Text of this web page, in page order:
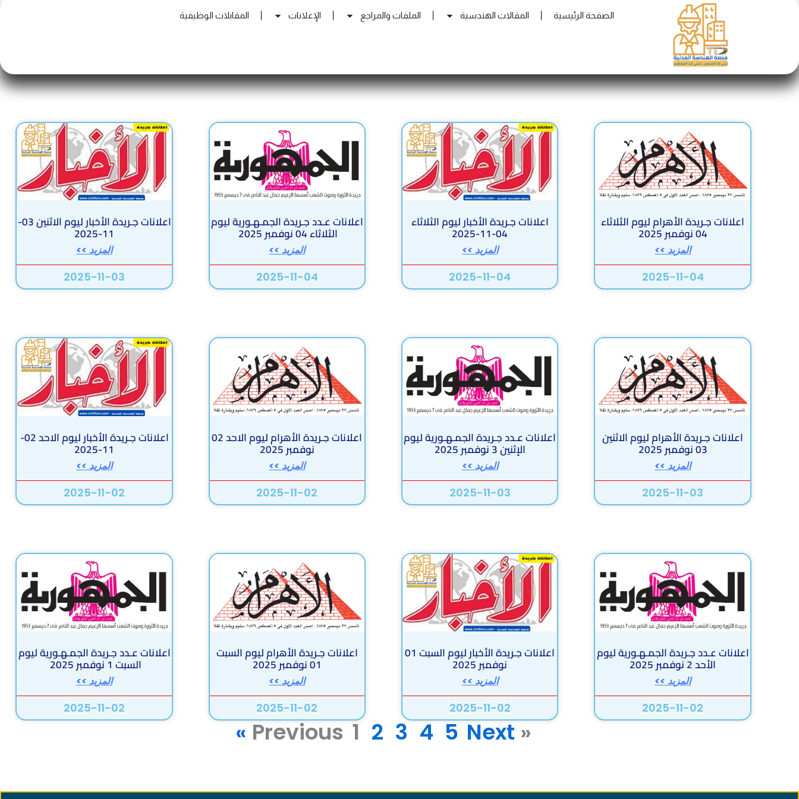
Skip
الصفحة الرئيسية المقالات الهندسية الملفات والمراجع الإعلانات المقابلات الوظيفية
اعلانات جـريدة الأهرام ليوم الثلاثاء
04 نوفمبر 2025
المزيد >>
2025-11-04
اعلانات جـريدة الأخبار ليوم الثلاثاء
04-11-2025
المزيد >>
2025-11-04
اعلانات عـدد جـريدة الجمـهـورية ليوم
الثلاثاء 04 نوفمبر 2025
المزيد >>
2025-11-04
اعلانات جـريدة الأخبار ليوم الاثنين 03-
11-2025
المزيد >>
2025-11-03
اعلانات جـريدة الأهرام ليوم الاثنين
03 نوفمبر 2025
المزيد >>
2025-11-03
اعلانات عـدد جـريدة الجمـهـورية ليوم
الإثنين 3 نوفمبر 2025
المزيد >>
2025-11-03
اعلانات جـريدة الأهرام ليوم الاحد 02
نوفمبر 2025
المزيد >>
2025-11-02
اعلانات جـريدة الأخبار ليوم الاحد 02-
11-2025
المزيد >>
2025-11-02
اعلانات عـدد جـريدة الجمـهـورية ليوم
الأحد 2 نوفمبر 2025
المزيد >>
2025-11-02
اعلانات جـريدة الأخبار ليوم السبت 01
نوفمبر 2025
المزيد >>
2025-11-02
اعلانات جـريدة الأهرام ليوم السبت
01 نوفمبر 2025
المزيد >>
2025-11-02
اعلانات عـدد جـريدة الجمـهـورية ليوم
السبت 1 نوفمبر 2025
المزيد >>
2025-11-02
« Previous
Page
1
Page
2
Page
3
Page
4
Page
5 Next »